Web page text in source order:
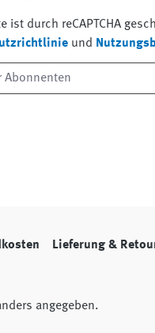
ist durch reCAPTCHA
und
Lieferung &
angegeben.